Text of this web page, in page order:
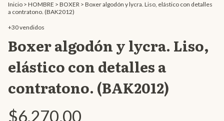
Inicio > HOMBRE > BOXER > Boxer algodón y lycra. Liso, elástico con detalles
a contratono. (BAK2012)
+30 vendidos
Boxer algodón y lycra. Liso,
elástico con detalles a
contratono. (BAK2012)
$6.270,00